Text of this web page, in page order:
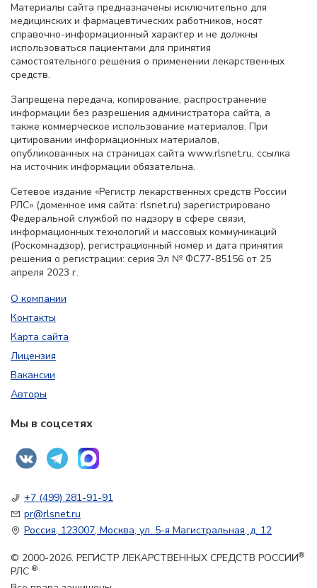
Материалы сайта предназначены исключительно для
медицинских и фармацевтических работников, носят
справочно-информационный характер и не должны
использоваться пациентами для принятия
самостоятельного решения о применении лекарственных
средств.
Запрещена передача, копирование, распространение
информации без разрешения администратора сайта, а
также коммерческое использование материалов. При
цитировании информационных материалов,
опубликованных на страницах сайта www.rlsnet.ru, ссылка
на источник информации обязательна.
Сетевое издание «Регистр лекарственных средств России
РЛС» (доменное имя сайта: rlsnet.ru) зарегистрировано
Федеральной службой по надзору в сфере связи,
информационных технологий и массовых коммуникаций
(Роскомнадзор), регистрационный номер и дата принятия
решения о регистрации: серия Эл № ФС77-85156 от 25
апреля 2023 г.
О компании
Контакты
Карта сайта
Лицензия
Вакансии
Авторы
Мы в соцсетях
+7 (499) 281-91-91
pr@rlsnet.ru
Россия, 123007, Москва, ул. 5-я Магистральная, д. 12
© 2000-2026. РЕГИСТР ЛЕКАРСТВЕННЫХ СРЕДСТВ РОССИИ®
РЛС ®